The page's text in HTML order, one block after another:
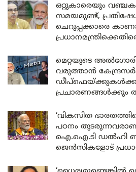
ഒറ്റുകാരെയും
സമയമുണ്ട്,
ചെറുപ്പക്കാരെ
മെറ്റയുടെ
വരുത്താൻ
പ്രചാരണങ്ങൾക്കും
‘വികസിത
പഠനം
ഐ.ഐ.ടി ഡൽഹി
ജെൻസികളോട്